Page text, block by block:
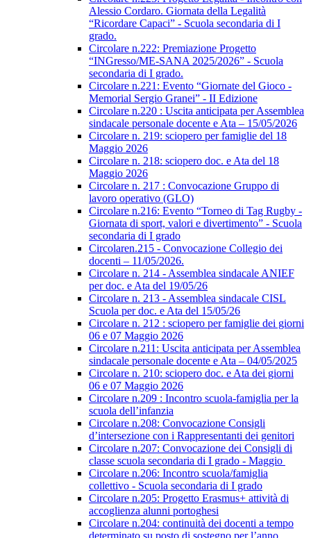
Alessio Cordaro. Giornata della Legalità
“Ricordare Capaci” - Scuola secondaria di I
grado.
Circolare n.222: Premiazione Progetto
“INGresso/ME-SANA 2025/2026” - Scuola
secondaria di I grado.
Circolare n.221: Evento “Giornate del Gioco -
Memorial Sergio Granei” - II Edizione
Circolare n.220 : Uscita anticipata per Assemblea
sindacale personale docente e Ata – 15/05/2026
Circolare n. 219: sciopero per famiglie del 18
Maggio 2026
Circolare n. 218: sciopero doc. e Ata del 18
Maggio 2026
Circolare n. 217 : Convocazione Gruppo di
lavoro operativo (GLO)
Circolare n.216: Evento “Torneo di Tag Rugby -
Giornata di sport, valori e divertimento” - Scuola
secondaria di I grado
Circolaren.215 - Convocazione Collegio dei
docenti – 11/05/2026.
Circolare n. 214 - Assemblea sindacale ANIEF
per doc. e Ata del 19/05/26
Circolare n. 213 - Assemblea sindacale CISL
Scuola per doc. e Ata del 15/05/26
Circolare n. 212 : sciopero per famiglie dei giorni
06 e 07 Maggio 2026
Circolare n.211: Uscita anticipata per Assemblea
sindacale personale docente e Ata – 04/05/2025
Circolare n. 210: sciopero doc. e Ata dei giorni
06 e 07 Maggio 2026
Circolare n.209 : Incontro scuola-famiglia per la
scuola dell’infanzia
Circolare n.208: Convocazione Consigli
d’intersezione con i Rappresentanti dei genitori
Circolare n.207: Convocazione dei Consigli di
classe scuola secondaria di I grado - Maggio
Circolare n.206: Incontro scuola/famiglia
collettivo - Scuola secondaria di I grado
Circolare n.205: Progetto Erasmus+ attività di
accoglienza alunni portoghesi
Circolare n.204: continuità dei docenti a tempo